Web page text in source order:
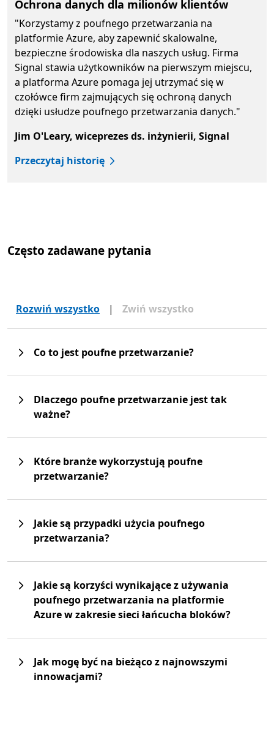
Ochrona danych dla milionów klientów
"Korzystamy z poufnego przetwarzania na
platformie Azure, aby zapewnić skalowalne,
bezpieczne środowiska dla naszych usług. Firma
Signal stawia użytkowników na pierwszym miejscu,
a platforma Azure pomaga jej utrzymać się w
czołówce firm zajmujących się ochroną danych
dzięki usłudze poufnego przetwarzania danych."
Jim O'Leary, wiceprezes ds. inżynierii, Signal
Przeczytaj historię
Często zadawane pytania
Rozwiń wszystko | Zwiń wszystko
Co to jest poufne przetwarzanie?
Dlaczego poufne przetwarzanie jest tak
ważne?
Które branże wykorzystują poufne
przetwarzanie?
Jakie są przypadki użycia poufnego
przetwarzania?
Jakie są korzyści wynikające z używania
poufnego przetwarzania na platformie
Azure w zakresie sieci łańcucha bloków?
Jak mogę być na bieżąco z najnowszymi
innowacjami?